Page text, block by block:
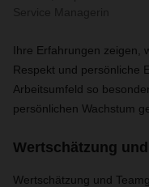
Ihre Erfahrungen zeigen,
Respekt und persönliche
Arbeitsumfeld so
persönlichen Wachstum
Wertschätzung
Wertschätzung und